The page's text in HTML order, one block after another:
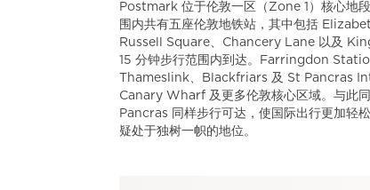
Postmark 位于伦敦一区（Zone 1）核心地
围内共有五座伦敦地铁站，其中包括
Russell Square、Chancery Lane 以及
15 分钟步行范围内到达。Farringdon
Thameslink、Blackfriars 及 St Pancras
Canary Wharf 及更多伦敦核心区域。与此
Pancras 同样步行可达，使国际出行更加轻
疑处于独树一帜的地位。